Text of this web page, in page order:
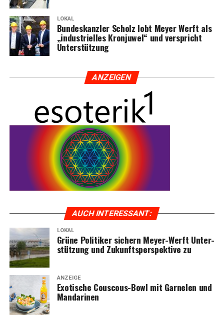
LOKAL
Bun­des­kanz­ler Scholz lobt Mey­er Werft als
„indus­tri­el­les Kron­ju­wel“ und ver­spricht
Unterstützung
ANZEI­GEN
AUCH INTER­ES­SANT:
LOKAL
Grü­ne Poli­ti­ker sichern Mey­er-Werft Unter­
stüt­zung und Zukunfts­per­spek­ti­ve zu
ANZEIGE
Exo­ti­sche Cous­cous-Bowl mit Gar­ne­len und
Mandarinen